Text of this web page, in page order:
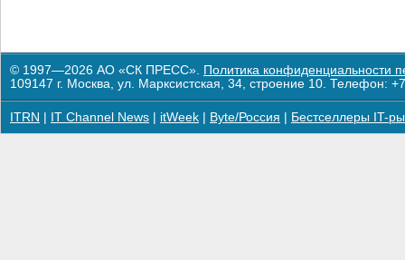
© 1997—2026 АО «СК ПРЕСС». Политика конфиденциальности
109147 г. Москва, ул. Марксистская, 34, строение 10. Телефон:
ITRN IT Channel News itWeek Byte/Россия Бестселлеры IT-